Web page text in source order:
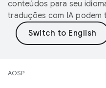
conteúdos para seu
traduções com IA podem
AOSP